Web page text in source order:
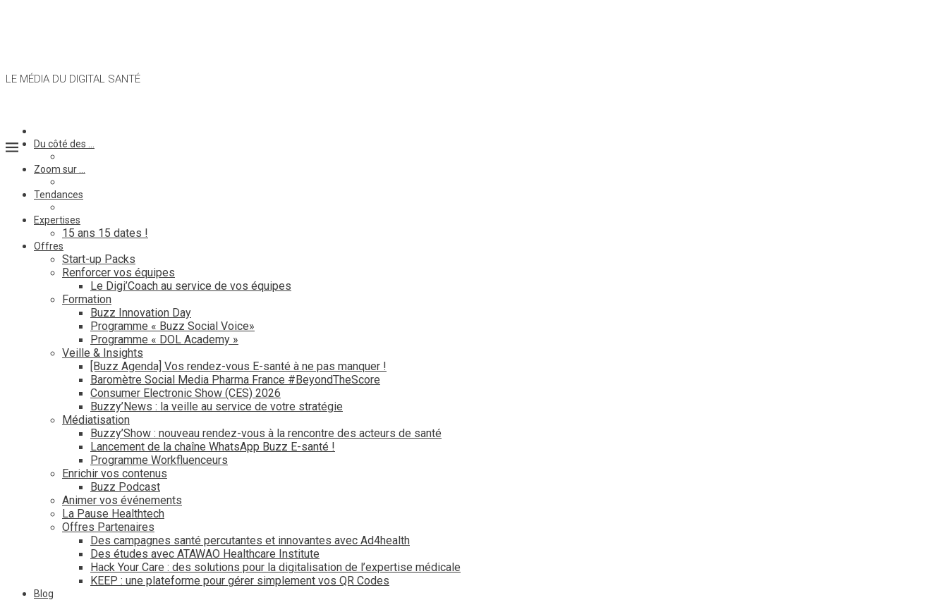
LE MÉDIA DU DIGITAL SANTÉ
Du côté des …
Zoom sur …
Tendances
Expertises
15 ans 15 dates !
Offres
Start-up Packs
Renforcer vos équipes
Le Digi’Coach au service de vos équipes
Formation
Buzz Innovation Day
Programme « Buzz Social Voice»
Programme « DOL Academy »
Veille & Insights
[Buzz Agenda] Vos rendez-vous E-santé à ne pas manquer !
Baromètre Social Media Pharma France #BeyondTheScore
Consumer Electronic Show (CES) 2026
Buzzy’News : la veille au service de votre stratégie
Médiatisation
Buzzy’Show : nouveau rendez-vous à la rencontre des acteurs de santé
Lancement de la chaîne WhatsApp Buzz E-santé !
Programme Workfluenceurs
Enrichir vos contenus
Buzz Podcast
Animer vos événements
La Pause Healthtech
Offres Partenaires
Des campagnes santé percutantes et innovantes avec Ad4health
Des études avec ATAWAO Healthcare Institute
Hack Your Care : des solutions pour la digitalisation de l’expertise médicale
KEEP : une plateforme pour gérer simplement vos QR Codes
Blog